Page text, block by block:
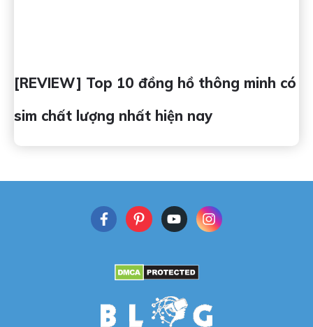
[REVIEW] Top 10 đồng hồ thông minh có
sim chất lượng nhất hiện nay